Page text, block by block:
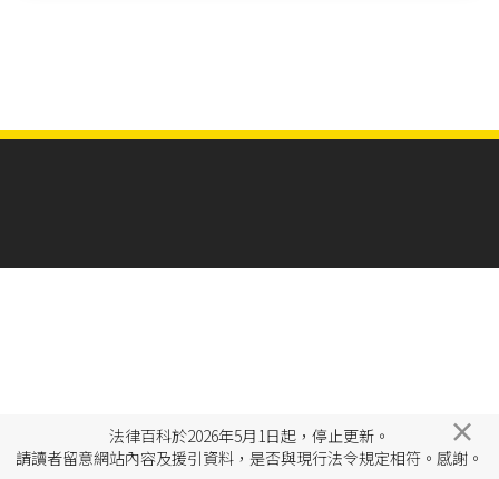
法律百科於2026年5月1日起，停止更新。
請讀者留意網站內容及援引資料，是否與現行法令規定相符。感謝。
×